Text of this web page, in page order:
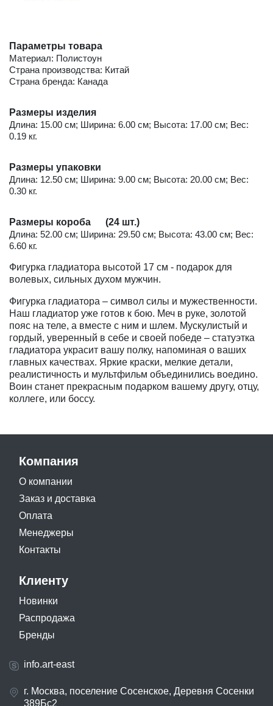
Параметры товара
Материал: Полистоун
Страна производства: Китай
Страна бренда: Канада
Размеры изделия
Длина: 15.00 см; Ширина: 6.00 см; Высота: 17.00 см; Вес:
0.19 кг.
Размеры упаковки
Длина: 12.50 см; Ширина: 9.00 см; Высота: 20.00 см; Вес:
0.30 кг.
Размеры короба (24 шт.)
Длина: 52.00 см; Ширина: 29.50 см; Высота: 43.00 см; Вес:
6.60 кг.
Фигурка гладиатора высотой 17 см - подарок для
волевых, сильных духом мужчин.
Фигурка гладиатора – символ силы и мужественности.
Наш гладиатор уже готов к бою. Меч в руке, золотой
пояс на теле, а вместе с ним и шлем. Мускулистый и
гордый, уверенный в себе и своей победе – статуэтка
гладиатора украсит вашу полку, напоминая о ваших
главных качествах. Яркие краски, мелкие детали,
реалистичность и мультфильм объединились воедино.
Воин станет прекрасным подарком вашему другу, отцу,
коллеге, или боссу.
Компания
О компании
Заказ и доставка
Оплата
Менеджеры
Контакты
Клиенту
Новинки
Распродажа
Бренды
info.art-east
г. Москва, поселение Сосенское, Деревня Сосенки
389Бс2